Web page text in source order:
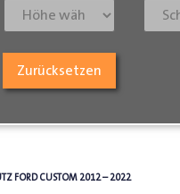
Zurücksetzen
FORD CUSTOM 2012 – 2022